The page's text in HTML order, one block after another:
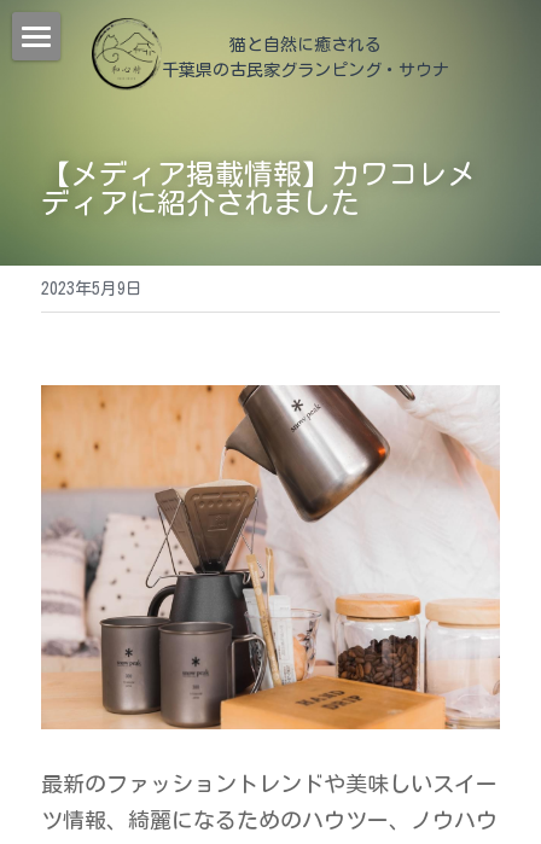
猫と自然に癒される
千葉県の古民家グランピング ・サウナ
猫治誕生キャンペーン
猫治
公式サイトが最もお得！
動物
チェックイン
ヤギと烏骨鶏の家
ツリーテラス
触れ合い広場
ワカとキリンの家
宿泊
過ごす
美活女子会
すべてのカテゴリ
季節の里山
猫と動物たち
食事と焚き火
お知らせ
冬の過ごし方
観光案内
観光モデルコース
周辺観光情報
外国人観光客
En
繁體中文
検索
宿泊予約
【メディア掲載情報】カワコレメ
ディアに紹介されました
2023年5月9日
最新のファッショントレンドや美味しいスイー
ツ情報、綺麗になるためのハウツー、ノウハウ